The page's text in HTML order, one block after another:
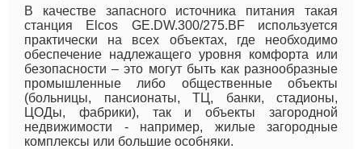
В качестве запасного источника питания такая
станция Elcos GE.DW.300/275.BF используется
практически на всех объектах, где необходимо
обеспечение надлежащего уровня комфорта или
безопасности – это могут быть как разнообразные
промышленные либо общественные объекты
(больницы, пансионаты, ТЦ, банки, стадионы,
ЦОДы, фабрики), так и объекты загородной
недвижимости - например, жилые загородные
комплексы или большие особняки.